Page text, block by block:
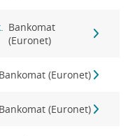
Bankomat
(Euronet)
Bankomat (Euronet)
Bankomat (Euronet)